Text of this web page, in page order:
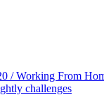
/ Working From
challenges